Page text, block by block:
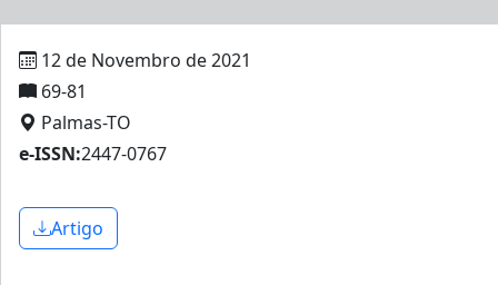
12 de Novembro de 2021
69-81
Palmas-TO
e-ISSN:2447-0767
Artigo